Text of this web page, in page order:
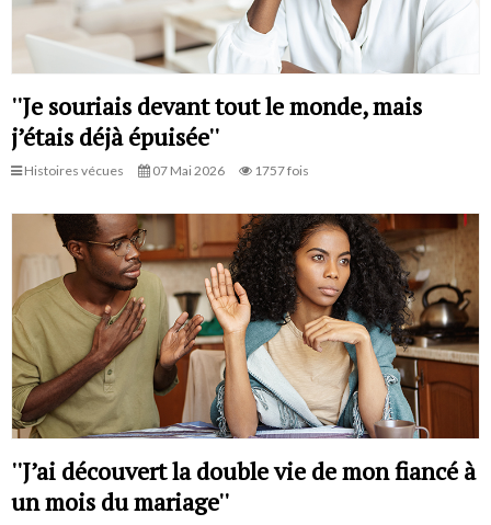
''Je souriais devant tout le monde, mais
j’étais déjà épuisée''
Histoires vécues 07 Mai 2026 1757 fois
''J’ai découvert la double vie de mon fiancé à
un mois du mariage''